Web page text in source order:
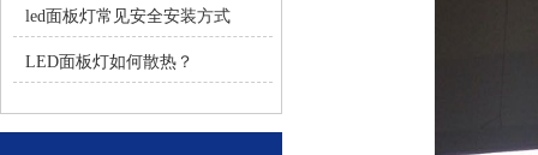
led面板灯常见安全安装方式
LED面板灯如何散热？